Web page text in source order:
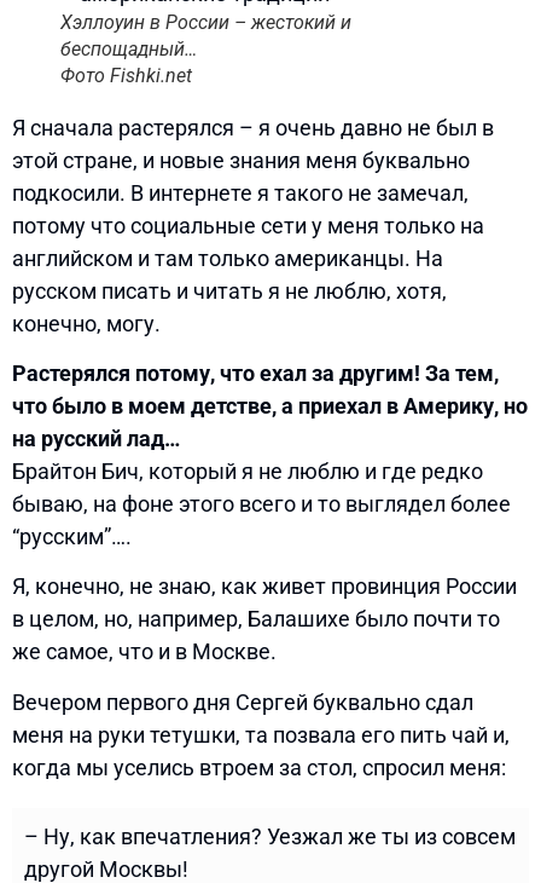
Хэллоуин в России – жестокий и
беспощадный…
Фото Fishki.net
Я сначала растерялся – я очень давно не был в
этой стране, и новые знания меня буквально
подкосили. В интернете я такого не замечал,
потому что социальные сети у меня только на
английском и там только американцы. На
русском писать и читать я не люблю, хотя,
конечно, могу.
Растерялся потому, что ехал за другим! За тем,
что было в моем детстве, а приехал в Америку, но
на русский лад…
Брайтон Бич, который я не люблю и где редко
бываю, на фоне этого всего и то выглядел более
“русским”….
Я, конечно, не знаю, как живет провинция России
в целом, но, например, Балашихе было почти то
же самое, что и в Москве.
Вечером первого дня Сергей буквально сдал
меня на руки тетушки, та позвала его пить чай и,
когда мы уселись втроем за стол, спросил меня:
– Ну, как впечатления? Уезжал же ты из совсем
другой Москвы!